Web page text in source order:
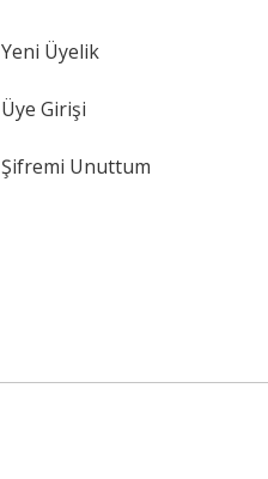
Yeni Üyelik
Üye Girişi
Şifremi Unuttum